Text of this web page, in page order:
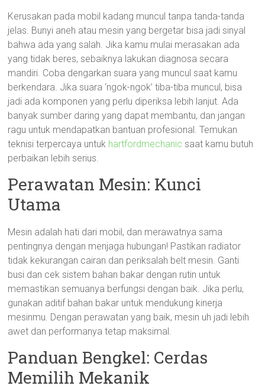
Kerusakan pada mobil kadang muncul tanpa tanda-tanda
jelas. Bunyi aneh atau mesin yang bergetar bisa jadi sinyal
bahwa ada yang salah. Jika kamu mulai merasakan ada
yang tidak beres, sebaiknya lakukan diagnosa secara
mandiri. Coba dengarkan suara yang muncul saat kamu
berkendara. Jika suara ‘ngok-ngok’ tiba-tiba muncul, bisa
jadi ada komponen yang perlu diperiksa lebih lanjut. Ada
banyak sumber daring yang dapat membantu, dan jangan
ragu untuk mendapatkan bantuan profesional. Temukan
teknisi terpercaya untuk hartfordmechanic saat kamu butuh
perbaikan lebih serius.
Perawatan Mesin: Kunci
Utama
Mesin adalah hati dari mobil, dan merawatnya sama
pentingnya dengan menjaga hubungan! Pastikan radiator
tidak kekurangan cairan dan periksalah belt mesin. Ganti
busi dan cek sistem bahan bakar dengan rutin untuk
memastikan semuanya berfungsi dengan baik. Jika perlu,
gunakan aditif bahan bakar untuk mendukung kinerja
mesinmu. Dengan perawatan yang baik, mesin uh jadi lebih
awet dan performanya tetap maksimal.
Panduan Bengkel: Cerdas
Memilih Mekanik